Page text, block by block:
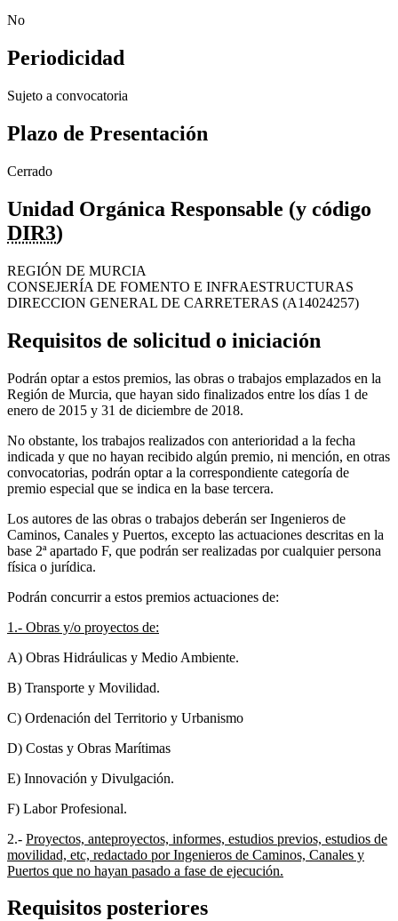
No
Periodicidad
Sujeto a convocatoria
Plazo de Presentación
Cerrado
Unidad Orgánica Responsable (y código
DIR3)
REGIÓN DE MURCIA
CONSEJERÍA DE FOMENTO E INFRAESTRUCTURAS
DIRECCION GENERAL DE CARRETERAS (A14024257)
Requisitos de solicitud o iniciación
Podrán optar a estos premios, las obras o trabajos emplazados en la
Región de Murcia, que hayan sido finalizados entre los días 1 de
enero de 2015 y 31 de diciembre de 2018.
No obstante, los trabajos realizados con anterioridad a la fecha
indicada y que no hayan recibido algún premio, ni mención, en otras
convocatorias, podrán optar a la correspondiente categoría de
premio especial que se indica en la base tercera.
Los autores de las obras o trabajos deberán ser Ingenieros de
Caminos, Canales y Puertos, excepto las actuaciones descritas en la
base 2ª apartado F, que podrán ser realizadas por cualquier persona
física o jurídica.
Podrán concurrir a estos premios actuaciones de:
1.- Obras y/o proyectos de:
A) Obras Hidráulicas y Medio Ambiente.
B) Transporte y Movilidad.
C) Ordenación del Territorio y Urbanismo
D) Costas y Obras Marítimas
E) Innovación y Divulgación.
F) Labor Profesional.
2.- Proyectos, anteproyectos, informes, estudios previos, estudios de
movilidad, etc, redactado por Ingenieros de Caminos, Canales y
Puertos que no hayan pasado a fase de ejecución.
Requisitos posteriores